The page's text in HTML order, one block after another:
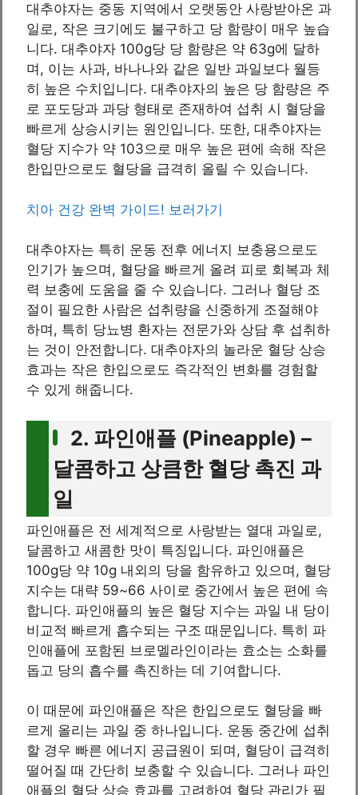
대추야자는 중동 지역에서 오랫동안 사랑받아온 과
일로, 작은 크기에도 불구하고 당 함량이 매우 높습
니다. 대추야자 100g당 당 함량은 약 63g에 달하
며, 이는 사과, 바나나와 같은 일반 과일보다 월등
히 높은 수치입니다. 대추야자의 높은 당 함량은 주
로 포도당과 과당 형태로 존재하여 섭취 시 혈당을
빠르게 상승시키는 원인입니다. 또한, 대추야자는
혈당 지수가 약 103으로 매우 높은 편에 속해 작은
한입만으로도 혈당을 급격히 올릴 수 있습니다.
치아 건강 완벽 가이드! 보러가기
대추야자는 특히 운동 전후 에너지 보충용으로도
인기가 높으며, 혈당을 빠르게 올려 피로 회복과 체
력 보충에 도움을 줄 수 있습니다. 그러나 혈당 조
절이 필요한 사람은 섭취량을 신중하게 조절해야
하며, 특히 당뇨병 환자는 전문가와 상담 후 섭취하
는 것이 안전합니다. 대추야자의 놀라운 혈당 상승
효과는 작은 한입으로도 즉각적인 변화를 경험할
수 있게 해줍니다.
2. 파인애플 (Pineapple) –
달콤하고 상큼한 혈당 촉진 과
일
파인애플은 전 세계적으로 사랑받는 열대 과일로,
달콤하고 새콤한 맛이 특징입니다. 파인애플은
100g당 약 10g 내외의 당을 함유하고 있으며, 혈당
지수는 대략 59~66 사이로 중간에서 높은 편에 속
합니다. 파인애플의 높은 혈당 지수는 과일 내 당이
비교적 빠르게 흡수되는 구조 때문입니다. 특히 파
인애플에 포함된 브로멜라인이라는 효소는 소화를
돕고 당의 흡수를 촉진하는 데 기여합니다.
이 때문에 파인애플은 작은 한입으로도 혈당을 빠
르게 올리는 과일 중 하나입니다. 운동 중간에 섭취
할 경우 빠른 에너지 공급원이 되며, 혈당이 급격히
떨어질 때 간단히 보충할 수 있습니다. 그러나 파인
애플의 혈당 상승 효과를 고려하여 혈당 관리가 필